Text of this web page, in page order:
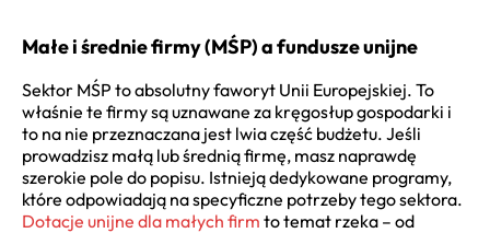
Małe i średnie firmy (MŚP) a fundusze unijne
Sektor MŚP to absolutny faworyt Unii Europejskiej. To
właśnie te firmy są uznawane za kręgosłup gospodarki i
to na nie przeznaczana jest lwia część budżetu. Jeśli
prowadzisz małą lub średnią firmę, masz naprawdę
szerokie pole do popisu. Istnieją dedykowane programy,
które odpowiadają na specyficzne potrzeby tego sektora.
Dotacje unijne dla małych firm to temat rzeka – od